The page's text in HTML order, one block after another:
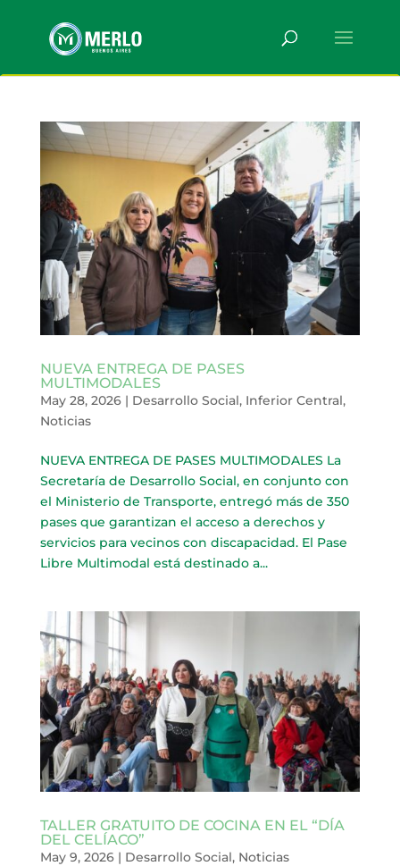
NUEVA ENTREGA DE PASES
MULTIMODALES
May 28, 2026| Desarrollo Social, Inferior Central,
Noticias
NUEVA ENTREGA DE PASES MULTIMODALES La
Secretaría de Desarrollo Social, en conjunto con
el Ministerio de Transporte, entregó más de 350
pases que garantizan el acceso a derechos y
servicios para vecinos con discapacidad. El Pase
Libre Multimodal está destinado a...
TALLER GRATUITO DE COCINA EN EL “DÍA
DEL CELÍACO”
May 9, 2026| Desarrollo Social, Noticias